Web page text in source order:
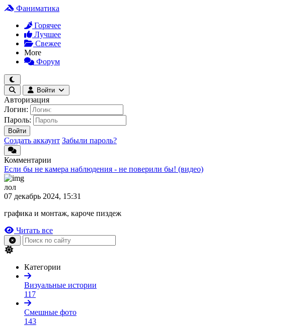
Фаниматика
Горячее
Лучшее
Свежее
More
Форум
Войти
Авторизация
Логин:
Пароль:
Войти
Создать аккаунт Забыли пароль?
Комментарии
Если бы не камера наблюдения - не поверили бы! (видео)
лол
07 декабрь 2024, 15:31
графика и монтаж, кароче пиздеж
Читать все
Категории
Визуальные истории
117
Смешные фото
143